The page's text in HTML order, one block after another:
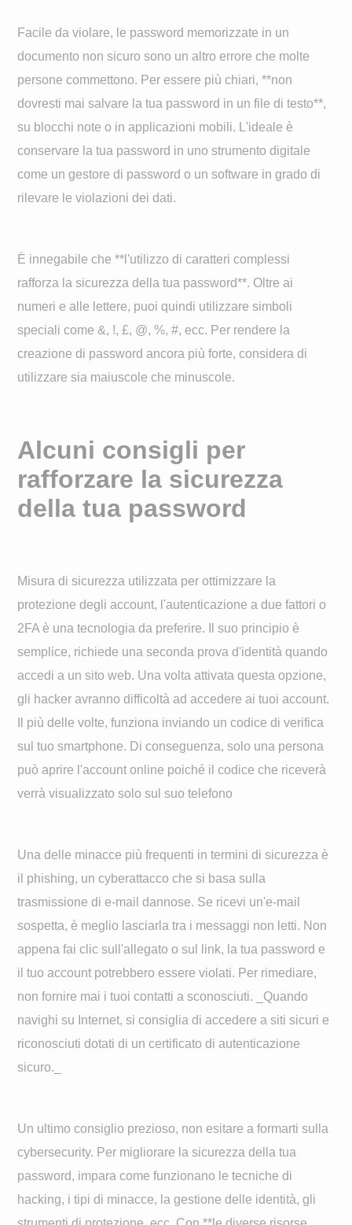
Facile da violare, le password memorizzate in un
documento non sicuro sono un altro errore che molte
persone commettono. Per essere più chiari, **non
dovresti mai salvare la tua password in un file di testo**,
su blocchi note o in applicazioni mobili. L'ideale è
conservare la tua password in uno strumento digitale
come un gestore di password o un software in grado di
rilevare le violazioni dei dati.
È innegabile che **l'utilizzo di caratteri complessi
rafforza la sicurezza della tua password**. Oltre ai
numeri e alle lettere, puoi quindi utilizzare simboli
speciali come &, !, £, @, %, #, ecc. Per rendere la
creazione di password ancora più forte, considera di
utilizzare sia maiuscole che minuscole.
Alcuni consigli per
rafforzare la sicurezza
della tua password
Misura di sicurezza utilizzata per ottimizzare la
protezione degli account, l'autenticazione a due fattori o
2FA è una tecnologia da preferire. Il suo principio è
semplice, richiede una seconda prova d'identità quando
accedi a un sito web. Una volta attivata questa opzione,
gli hacker avranno difficoltà ad accedere ai tuoi account.
Il più delle volte, funziona inviando un codice di verifica
sul tuo smartphone. Di conseguenza, solo una persona
può aprire l'account online poiché il codice che riceverà
verrà visualizzato solo sul suo telefono
Una delle minacce più frequenti in termini di sicurezza è
il phishing, un cyberattacco che si basa sulla
trasmissione di e-mail dannose. Se ricevi un'e-mail
sospetta, è meglio lasciarla tra i messaggi non letti. Non
appena fai clic sull'allegato o sul link, la tua password e
il tuo account potrebbero essere violati. Per rimediare,
non fornire mai i tuoi contatti a sconosciuti. _Quando
navighi su Internet, si consiglia di accedere a siti sicuri e
riconosciuti dotati di un certificato di autenticazione
sicuro._
Un ultimo consiglio prezioso, non esitare a formarti sulla
cybersecurity. Per migliorare la sicurezza della tua
password, impara come funzionano le tecniche di
hacking, i tipi di minacce, la gestione delle identità, gli